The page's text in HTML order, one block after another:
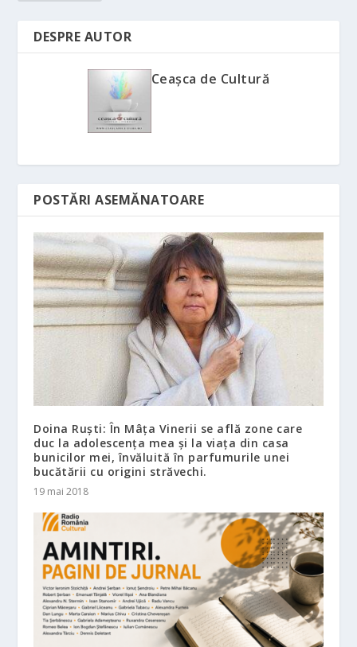
DESPRE AUTOR
Ceașca de Cultură
POSTĂRI ASEMĂNATOARE
Doina Ruști: În Mâța Vinerii se află zone care
duc la adolescența mea și la viața din casa
bunicilor mei, învăluită în parfumurile unei
bucătării cu origini străvechi.
19 mai 2018